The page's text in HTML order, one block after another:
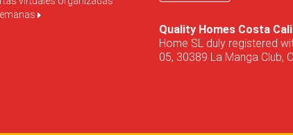
Quality Homes Costa
Home SL duly registered
05, 30389 La Manga Club,